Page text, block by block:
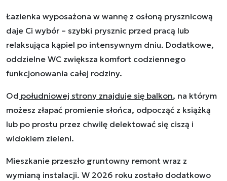
Łazienka wyposażona w wannę z osłoną prysznicową
daje Ci wybór – szybki prysznic przed pracą lub
relaksująca kąpiel po intensywnym dniu. Dodatkowe,
oddzielne WC zwiększa komfort codziennego
funkcjonowania całej rodziny.
Od południowej strony znajduje się balkon, na którym
możesz złapać promienie słońca, odpocząć z książką
lub po prostu przez chwilę delektować się ciszą i
widokiem zieleni.
Mieszkanie przeszło gruntowny remont wraz z
wymianą instalacji. W 2026 roku zostało dodatkowo